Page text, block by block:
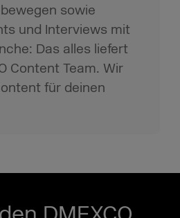
sowie
und Interviews mit
Das alles liefert
Content Team. Wir
für deinen